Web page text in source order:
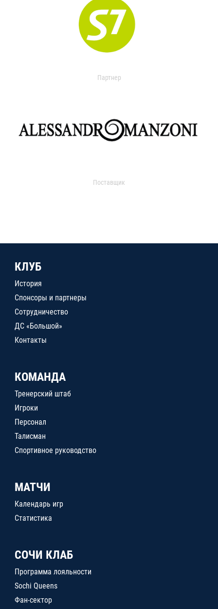
Партнер
Поставщик
КЛУБ
История
Спонсоры и партнеры
Сотрудничество
ДС «Большой»
Контакты
КОМАНДА
Тренерский штаб
Игроки
Персонал
Талисман
Спортивное руководство
МАТЧИ
Календарь игр
Статистика
СОЧИ КЛАБ
Программа лояльности
Sochi Queens
Фан-сектор